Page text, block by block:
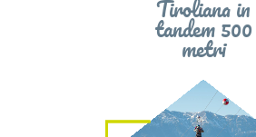
Tiroliana in
tandem 500
metri